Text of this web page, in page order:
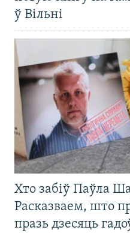
ў Вільні
Хто забіў Паўла
Расказваем, што
празь дзесяць